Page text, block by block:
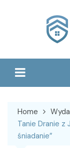
Home
Tanie Dranie z
śniadanie”